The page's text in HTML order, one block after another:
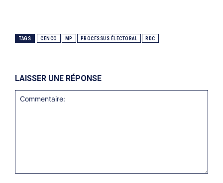
TAGS CENCO MP PROCESSUS ÉLECTORAL RDC
LAISSER UNE RÉPONSE